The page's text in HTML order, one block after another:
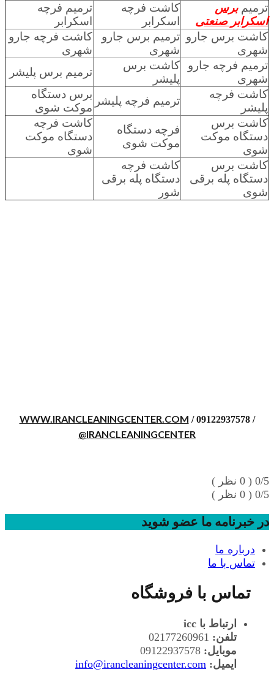
ترمیمبرس
اسکرابر صنعتی
کاشت فرچه
اسکرابر
ترمیم فرچه
اسکرابر
کاشت برس جارو
شهری
ترمیم برس جارو
شهری
کاشت فرچه جارو
شهری
ترمیم فرچه جارو
شهری
کاشت برس
پلیشر
ترمیم برس پلیشر
کاشت فرچه
پلیشر
ترمیم فرچه پلیشر
برس دستگاه
موکت شوی
کاشت برس
دستگاه موکت
شوی
فرچه دستگاه
موکت شوی
کاشت فرچه
دستگاه موکت
شوی
کاشت برس
دستگاه پله برقی
شوی
کاشت فرچه
دستگاه پله برقی
شور
WWW.IRANCLEANINGCENTER.COM / 09122937578 /
@IRANCLEANINGCENTER
0/5 ( 0 نظر )
0/5 ( 0 نظر )
در خبرنامه ما عضو شوید
درباره ما
تماس با ما
تماس با فروشگاه
ارتباط با icc
تلفن:
موبایل:
ایمیل: info@irancleaningcenter.com